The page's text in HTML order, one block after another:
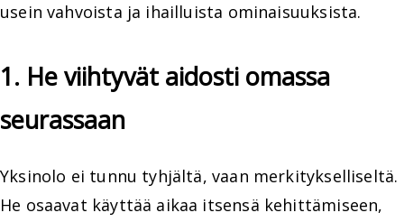
usein vahvoista ja ihailluista ominaisuuksista.
1. He viihtyvät aidosti omassa
seurassaan
Yksinolo ei tunnu tyhjältä, vaan merkitykselliseltä.
He osaavat käyttää aikaa itsensä kehittämiseen,